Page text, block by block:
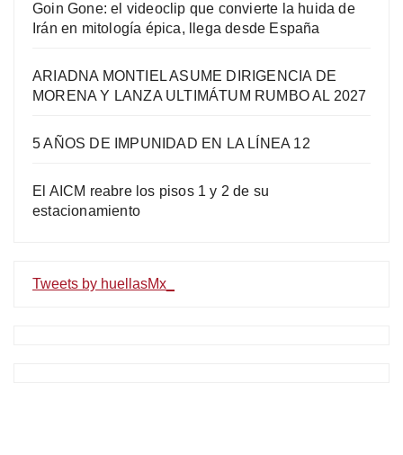
Goin Gone: el videoclip que convierte la huida de
Irán en mitología épica, llega desde España
ARIADNA MONTIEL ASUME DIRIGENCIA DE
MORENA Y LANZA ULTIMÁTUM RUMBO AL 2027
5 AÑOS DE IMPUNIDAD EN LA LÍNEA 12
El AICM reabre los pisos 1 y 2 de su
estacionamiento
Tweets by huellasMx_